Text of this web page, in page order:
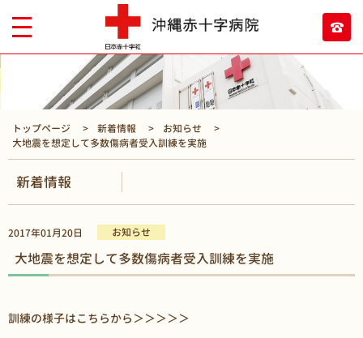
トップページ 新着情報
お知らせ
大地震を想定して多数傷病者受入訓練を実施
新着情報
2017年01月20日 お知らせ
大地震を想定して多数傷病者受入訓練を実施
訓練の様子はこちらから ＞＞＞＞＞